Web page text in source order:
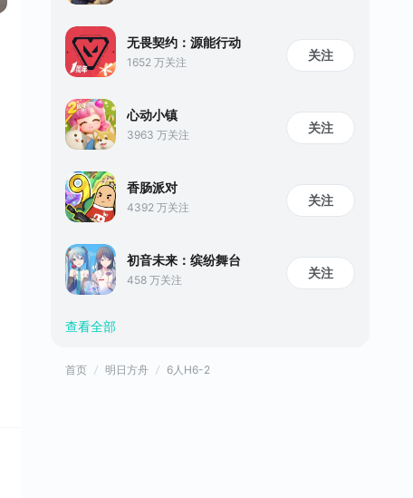
无畏契约：源能行动
1652 万关注 关注
心动小镇
3963 万关注 关注
香肠派对
4392 万关注 关注
初音未来：缤纷舞台
458 万关注 关注
查看全部
首页 明日方舟 6人H6-2